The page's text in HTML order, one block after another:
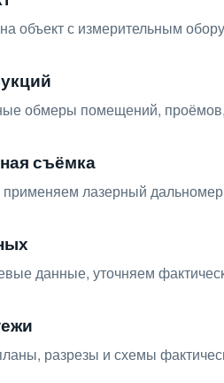
объект с измерительным
обмеры помещений,
съёмка
лазерный
данные, уточняем
разрезы и схемы